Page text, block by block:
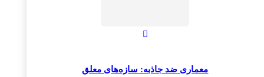
معماری ضد جاذبه: سازه‌های معلق